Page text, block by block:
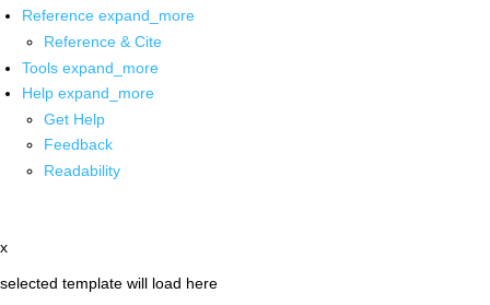
Reference expand_more
Reference & Cite
Tools expand_more
Help expand_more
Get Help
Feedback
Readability
x
selected template will load here